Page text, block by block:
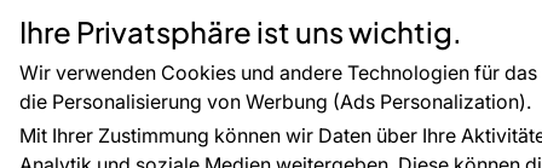
Ihre Privatsphäre ist uns wichtig.
Wir verwenden Cookies und andere Technologien für
die Personalisierung von Werbung (Ads Personalization).
Mit Ihrer Zustimmung können wir Daten über Ihre
Versand und Bezahlung
Vertragsrücktritt
Reklamationsverfahren
Rücksendung von Waren
CE-Zertifizierung
Fototapeten
Leiste
Dekoration
Selbstklebende Folien
Zubehör